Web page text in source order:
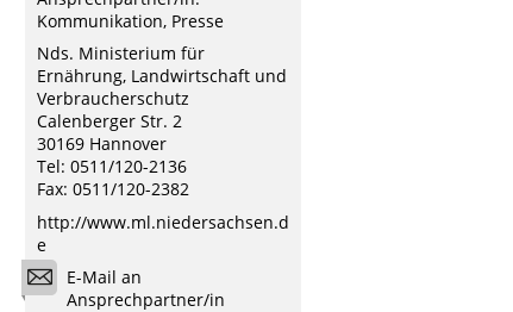
Kommunikation, Presse
Nds. Ministerium für
Ernährung, Landwirtschaft und
Verbraucherschutz
Calenberger Str. 2
30169 Hannover
Tel: 0511/120-2136
Fax: 0511/120-2382
http://www.ml.niedersachsen.d
e
E-Mail an
Ansprechpartner/in